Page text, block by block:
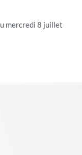
mercredi 8 juillet